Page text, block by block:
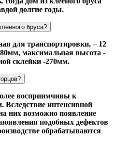
долгие годы.
бруса?
для транспортировки, – 12
максимальная высота -
склейки -270мм.
восприимчивы к
Вследствие интенсивной
них возможно появление
подобных дефектов
обрабатываются